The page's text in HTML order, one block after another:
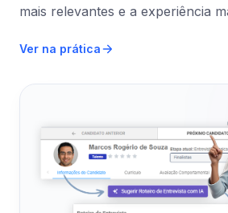
mais relevantes e a experiência
Ver na prática